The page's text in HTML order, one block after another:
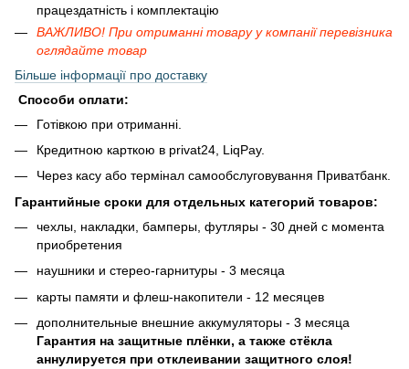
працездатність і комплектацію
ВАЖЛИВО! При отриманні товару у компанії перевізника
оглядайте товар
Більше інформації про доставку
Способи оплати:
Готівкою при отриманні.
Кредитною карткою в privat24, LiqPay.
Через касу або термінал самообслуговування Приватбанк.
Гарантийные сроки для отдельных категорий товаров:
чехлы, накладки, бамперы, футляры - 30 дней с момента
приобретения
наушники и стерео-гарнитуры - 3 месяца
карты памяти и флеш-накопители - 12 месяцев
дополнительные внешние аккумуляторы - 3 месяца
Гарантия на защитные плёнки, а также стёкла
аннулируется при отклеивании защитного слоя!